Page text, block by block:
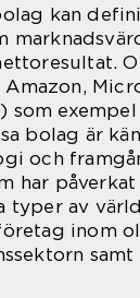
kan
som exempel
bolag är
och
har
typer av
inom
samt